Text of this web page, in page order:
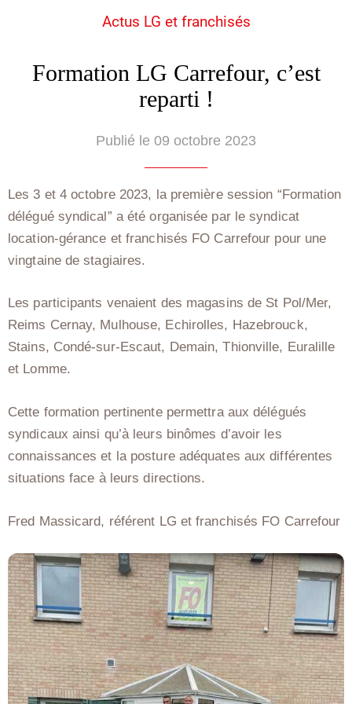
Actus LG et franchisés
Formation LG Carrefour, c’est
reparti !
Publié le 09 octobre 2023
Les 3 et 4 octobre 2023, la première session “Formation
délégué syndical” a été organisée par le syndicat
location-gérance et franchisés FO Carrefour pour une
vingtaine de stagiaires.
Les participants venaient des magasins de St Pol/Mer,
Reims Cernay, Mulhouse, Echirolles, Hazebrouck,
Stains, Condé-sur-Escaut, Demain, Thionville, Euralille
et Lomme.
Cette formation pertinente permettra aux délégués
syndicaux ainsi qu’à leurs binômes d’avoir les
connaissances et la posture adéquates aux différentes
situations face à leurs directions.
Fred Massicard, référent LG et franchisés FO Carrefour